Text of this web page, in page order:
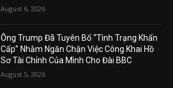
August 6, 2026
Ông Trump Đã Tuyên Bố “Tình Trạng Khẩn
Cấp” Nhằm Ngăn Chặn Việc Công Khai Hồ
Sơ Tài Chính Của Mình Cho Đài BBC
August 5, 2026